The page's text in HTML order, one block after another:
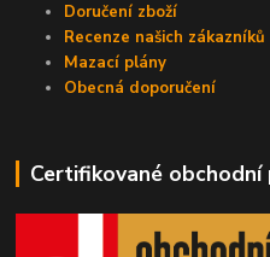
Doručení zboží
Recenze našich zákazníků
Mazací plány
Obecná doporučení
Certifikované